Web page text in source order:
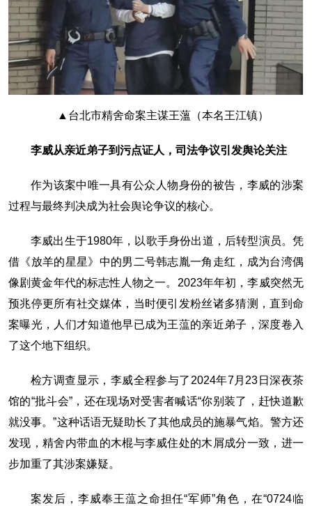
▲台北市精舍命案主谋王薀（本名王江镇）
李威从亲近弟子到污点证人，司法争议引发舆论关注
作为该案中唯一具有公众人物身份的被告，李威的涉案
过程与最终判决成为社会舆论争议的核心。
李威出生于1980年，以歌手身份出道，后转型演员。凭
借《放羊的星星》中的男二号韩志胤一角走红，成为台湾偶
像剧黄金年代的标志性人物之一。2023年年初，李威突然无
预兆停更所有社交媒体，当时便引发粉丝诸多猜测，直到命
案曝光，人们才知道他早已成为王蕰的亲近弟子，深度卷入
了这个地下组织。
检方调查显示，李威全程参与了2024年7月23日深夜茶
馆的“批斗会”，还在现场对受害者喊话“你别装了，赶快道歉
就没事。”这种话语无疑助长了其他成员的施暴气焰。警方还
发现，精舍内带血的木棍与李威住处的木屑成分一致，进一
步加重了其涉案嫌疑。
案发后，李威奉王蕰之命担任“军师”角色，在“0724临